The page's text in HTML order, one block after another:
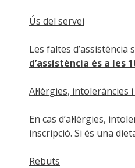
Ús del servei
Les faltes d’assistència
d’assistència és a
Al·lèrgies, intoleràncies
En cas d’al·lèrgies,
inscripció. Si és una
Rebuts